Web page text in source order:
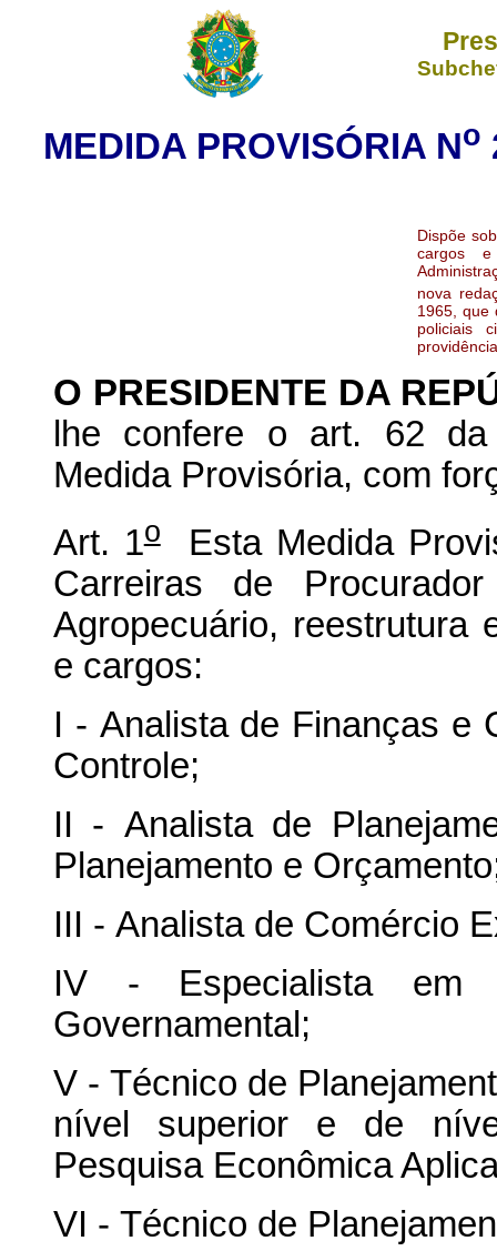
MEDIDA PROVISÓRIA No
Dispõe
cargos e
nova
1965, que
policiais
O PRESIDENTE DA
lhe confere o art. 62
Medida Provisória, com
Art. 1oEsta Medida
Carreiras de
Agropecuário, reestrutura
e cargos:
I - Analista de Finanças e
Controle;
II - Analista de
Planejamento e
III - Analista de Comércio
IV - Especialista em
Governamental;
V - Técnico de
nível superior e de
Pesquisa Econômica
VI - Técnico de